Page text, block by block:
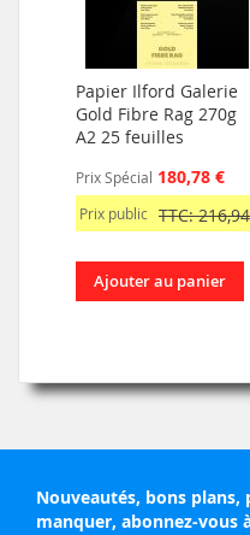
Papier Ilford Galerie
Gold Fibre Rag 270g
A2 25 feuilles
Prix Spécial 180,78 €
Prix public TTC:
Ajouter au panier
Nouveautés, bons
manquer, abonnez-vous